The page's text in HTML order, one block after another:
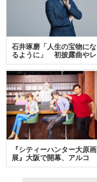
石井琢磨「人生の宝物にな
るように」 初披露曲やレ
ア…
『シティーハンター大原画
展』大阪で開幕、アルコ
＆…